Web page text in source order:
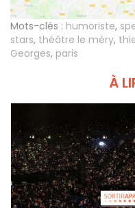
Mots-clés : humoriste,
stars, théâtre le méry,
Georges, paris
À